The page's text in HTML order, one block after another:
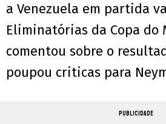
a Venezuela em partida
Eliminatórias da Copa do
comentou sobre o
poupou criticas para
PUBLICIDADE